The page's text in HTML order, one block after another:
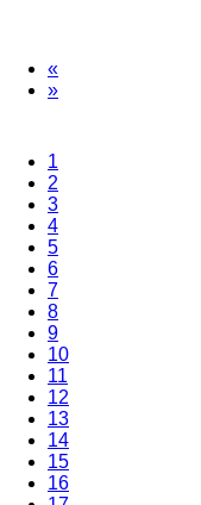
«
»
1
2
3
4
5
6
7
8
9
10
11
12
13
14
15
16